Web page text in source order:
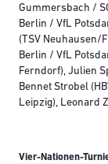
Gummersbach /
Berlin / VfL
(TSV Neuhausen/
Berlin / VfL
Ferndorf), Julien
Bennet Strobel
Leipzig), Leonard
Vier-Nationen-